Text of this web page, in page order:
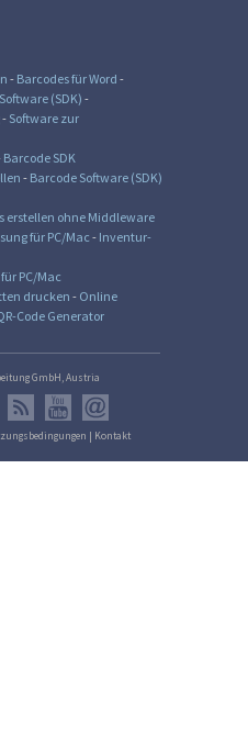
- Barcodes für Word -
(SDK)-
- Software zur
Barcode SDK
- Barcode Software (SDK)
erstellen ohne Middleware
für PC/Mac - Inventur-
PC/Mac
drucken - Online
Code Generator
GmbH, Austria
| Kontakt